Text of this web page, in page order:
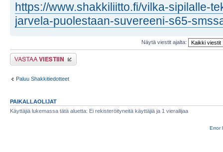
https://www.shakkiliitto.fi/vilka-sipilalle-
jarvela-puolestaan-suvereeni-s65-
Näytä viestit ajalta:
Lähetä vastaus
Paluu Shakkitiedotteet
PAIKALLAOLIJAT
Käyttäjiä lukemassa tätä aluetta: Ei rekisteröityneitä käyttäjiä ja 1 vierailijaa
Error